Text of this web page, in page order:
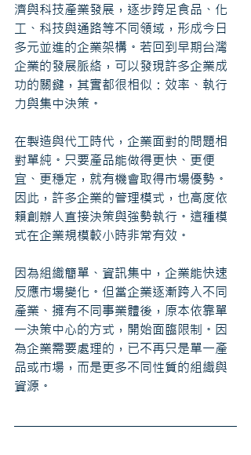
濟與科技產業發展，逐步跨足食品、化
工、科技與通路等不同領域，形成今日
多元並進的企業架構。若回到早期台灣
企業的發展脈絡，可以發現許多企業成
功的關鍵，其實都很相似：效率、執行
力與集中決策。
在製造與代工時代，企業面對的問題相
對單純。只要產品能做得更快、更便
宜、更穩定，就有機會取得市場優勢。
因此，許多企業的管理模式，也高度依
賴創辦人直接決策與強勢執行。這種模
式在企業規模較小時非常有效。
因為組織簡單、資訊集中，企業能快速
反應市場變化。但當企業逐漸跨入不同
產業、擁有不同事業體後，原本依靠單
一決策中心的方式，開始面臨限制。因
為企業需要處理的，已不再只是單一產
品或市場，而是更多不同性質的組織與
資源。